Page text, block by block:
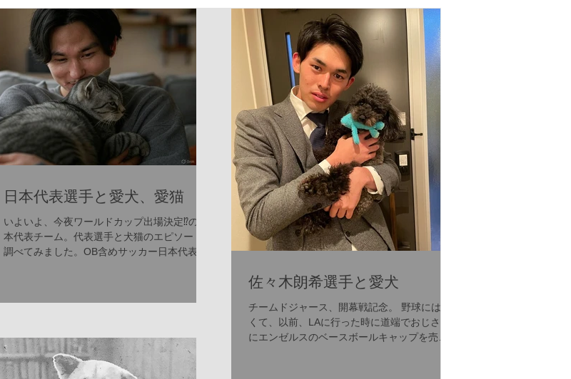
動物の命を尊重し、無駄な殺処分を
なくすための活動が活発に行われて
います。行政と地域のボランティア
団体、そして市民が一体となって、
命を救うためのさまざまな施策を推
進中です。 具体的には、以下のよう
な取り組みが挙げられます。 譲渡会
の開催：保護された犬猫たちが新し
い家族と出会う場を定期的に設けて
います。 飼い主教育の強化：適切な
る講座やイベントを開催。 不妊・去
ぎ、地域の動物数をコントロール。
地域猫活動の支援：野良猫の適正管
日本代表選手と愛犬、愛猫
いよいよ、今夜ワールドカップ出場決定⁉️の日
本代表チーム。代表選手と犬猫のエピソードを
調べてみました。OB含めサッカー日本代表選
佐々木朗希選手と愛犬
チームドジャース、開幕戦記念。 野球には疎
くて、以前、LAに行った時に道端でおじさん
にエンゼルスのベースボールキャップを売ら